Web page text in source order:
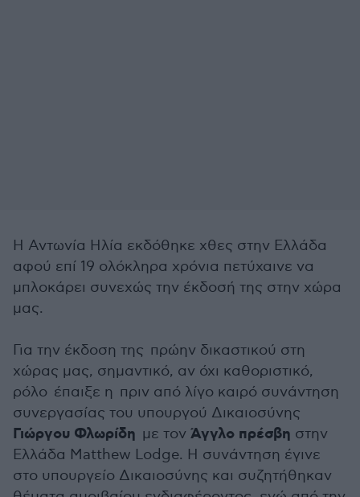
Η Αντωνία Ηλία εκδόθηκε χθες στην Ελλάδα
αφού επί 19 ολόκληρα χρόνια πετύχαινε να
μπλοκάρει συνεχώς την έκδοσή της στην χώρα
μας.
Για την έκδοση της πρώην δικαστικού στη
χώρας μας, σημαντικό, αν όχι καθοριστικό,
ρόλο έπαιξε η πριν από λίγο καιρό συνάντηση
συνεργασίας του υπουργού Δικαιοσύνης
Γιώργου Φλωρίδη με τον Άγγλο πρέσβη στην
Ελλάδα Matthew Lodge. H συνάντηση έγινε
στο υπουργείο Δικαιοσύνης και συζητήθηκαν